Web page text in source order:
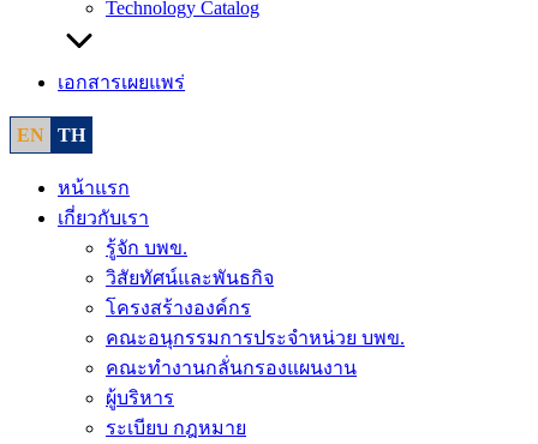
Technology Catalog
เอกสารเผยแพร่
EN TH
หน้าแรก
เกี่ยวกับเรา
รู้จัก บพข.
วิสัยทัศน์และพันธกิจ
โครงสร้างองค์กร
คณะอนุกรรมการประจำหน่วย บพข.
คณะทำงานกลั่นกรองแผนงาน
ผู้บริหาร
ระเบียบ กฎหมาย